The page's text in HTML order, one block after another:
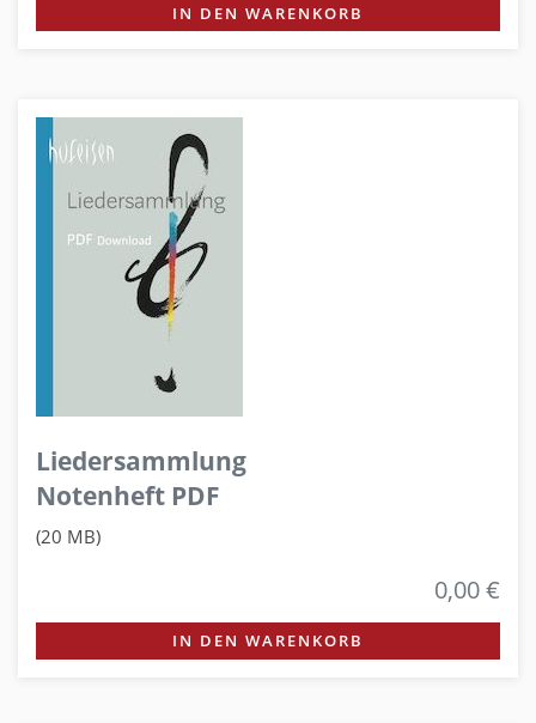
IN DEN WARENKORB
Liedersammlung
Notenheft PDF
(20 MB)
0,00 €
IN DEN WARENKORB